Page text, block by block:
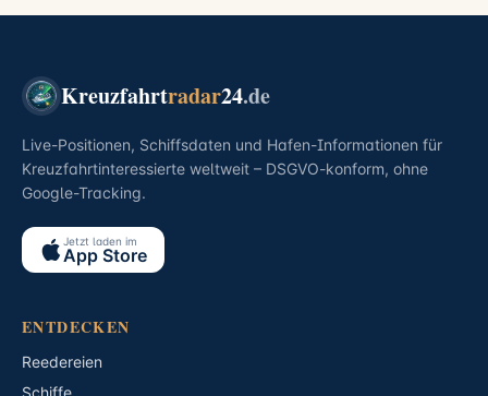
Kreuzfahrtradar24.de
Live-Positionen, Schiffsdaten und Hafen-Informationen für
Kreuzfahrtinteressierte weltweit – DSGVO-konform, ohne
Google-Tracking.
Jetzt laden im
App Store
ENTDECKEN
Reedereien
Schiffe